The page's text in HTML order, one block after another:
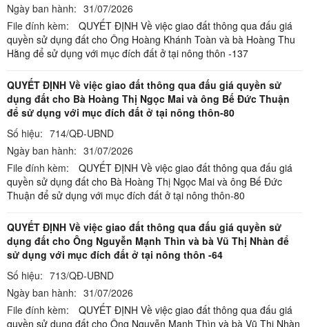
Ngày ban hành: 31/07/2026
File đính kèm:
QUYẾT ĐỊNH Về việc giao đất thông qua đấu giá
quyền sử dụng đất cho Ông Hoàng Khánh Toàn và bà Hoàng Thu
Hằng để sử dụng với mục đích đất ở tại nông thôn -137
QUYẾT ĐỊNH Về việc giao đất thông qua đấu giá quyền sử
dụng đất cho Bà Hoàng Thị Ngọc Mai và ông Bế Đức Thuận
để sử dụng với mục đích đất ở tại nông thôn-80
Số hiệu: 714/QĐ-UBND
Ngày ban hành: 31/07/2026
File đính kèm:
QUYẾT ĐỊNH Về việc giao đất thông qua đấu giá
quyền sử dụng đất cho Bà Hoàng Thị Ngọc Mai và ông Bế Đức
Thuận để sử dụng với mục đích đất ở tại nông thôn-80
QUYẾT ĐỊNH Về việc giao đất thông qua đấu giá quyền sử
dụng đất cho Ông Nguyễn Mạnh Thìn và bà Vũ Thị Nhàn để
sử dụng với mục đích đất ở tại nông thôn -64
Số hiệu: 713/QĐ-UBND
Ngày ban hành: 31/07/2026
File đính kèm:
QUYẾT ĐỊNH Về việc giao đất thông qua đấu giá
quyền sử dụng đất cho Ông Nguyễn Mạnh Thìn và bà Vũ Thị Nhàn